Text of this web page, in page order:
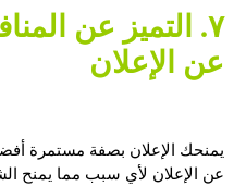
٧. التميز عن
عن الإعلان
يمنحك الإعلان بصفة مستمرة
عن الإعلان لأي سبب مما يمنح